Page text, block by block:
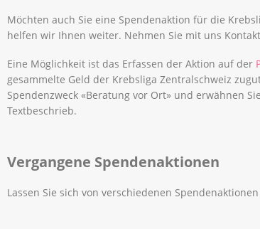
Möchten auch Sie eine Spendenaktion für die
helfen wir Ihnen weiter. Nehmen Sie mit uns
Eine Möglichkeit ist das Erfassen der Aktion auf der
gesammelte Geld der Krebsliga Zentralschweiz
Spendenzweck «Beratung vor Ort» und erwähnen
Textbeschrieb.
Vergangene Spendenaktionen
Lassen Sie sich von verschiedenen